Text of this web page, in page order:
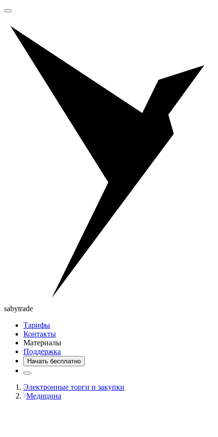
sabytrade
Тарифы
Контакты
Материалы
Поддержка
Начать бесплатно
Электронные торги и закупки
Медицина